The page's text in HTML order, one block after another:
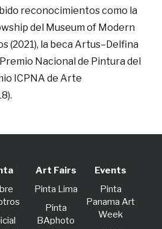
reconocimientos como la
del Museum of Modern
(2021), la beca Artus–Delfina
Nacional de Pintura del
ICPNA de Arte
Art Fairs
Pinta Lima
Pinta
BAphoto
Events
Pinta
Panama Art
Week